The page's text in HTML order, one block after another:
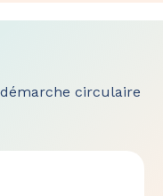
circulaire